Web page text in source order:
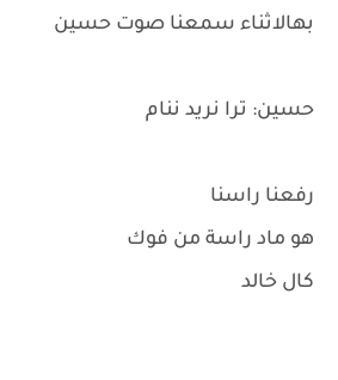
بهالاثناء سمعنا صوت حسين
حسين: ترا نريد ننام
رفعنا راسنا
هو ماد راسة من فوك
كال خالد